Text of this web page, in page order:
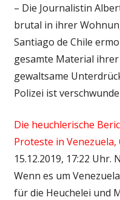
– Die Journalistin
brutal in ihrer
Santiago de Chile
gesamte Material
gewaltsame
Polizei ist
Die heuchlerische
Proteste in Venezuela,
15.12.2019, 17:22 Uhr.
Wenn es um
für die Heuchelei und